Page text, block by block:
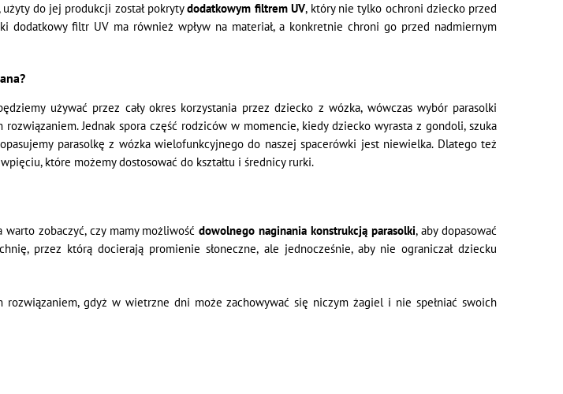
użyty do jej produkcji został pokrytydodatkowym filtrem UV, który nie tylko ochroni dziecko przed
dodatkowy filtr UV ma również wpływ na materiał, a konkretnie chroni go przed nadmiernym
używać przez cały okres korzystania przez dziecko z wózka, wówczas wybór parasolki
Jednak spora część rodziców w momencie, kiedy dziecko wyrasta z gondoli, szuka
parasolkę z wózka wielofunkcyjnego do naszej spacerówki jest niewielka. Dlatego też
które możemy dostosować do kształtu i średnicy rurki.
warto zobaczyć, czy mamy możliwośćdowolnego naginania konstrukcją parasolki, aby dopasować
przez którą docierają promienie słoneczne, ale jednocześnie, aby nie ograniczał dziecku
rozwiązaniem, gdyż w wietrzne dni może zachowywać się niczym żagiel i nie spełniać swoich